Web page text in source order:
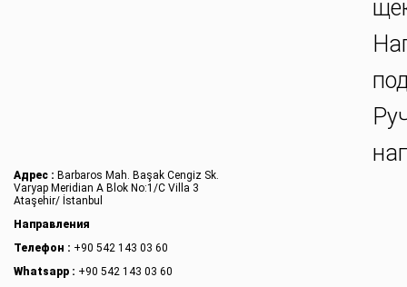
Адрес : Barbaros Mah. Başak Cengiz Sk.
Varyap Meridian A Blok No:1/C Villa 3
Ataşehir/ İstanbul
Направления
Телефон : +90 542 143 03 60
Whatsapp : +90 542 143 03 60